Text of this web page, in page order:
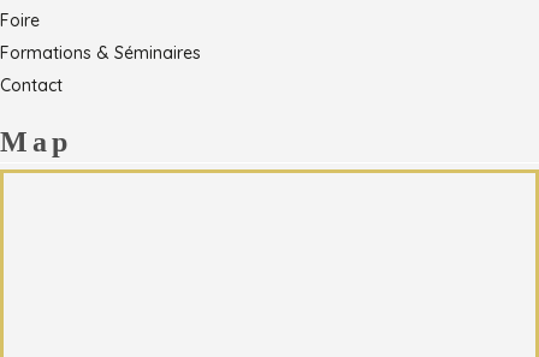
Foire
Formations & Séminaires
Contact
Map